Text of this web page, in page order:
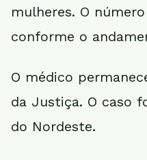
mulheres. O
conforme o
O médico
da Justiça. O caso
do Nordeste.